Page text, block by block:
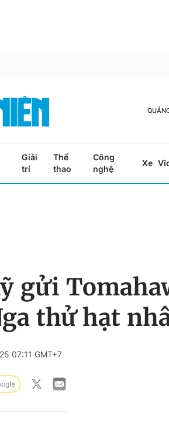
Giải
trí
Thể
thao
Công
nghệ
Xe
gửi
thử hạt
07:11 GMT+7